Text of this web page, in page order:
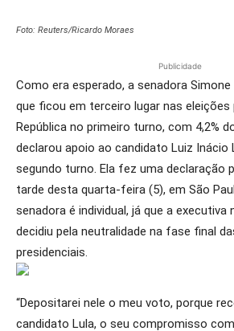
Foto: Reuters/Ricardo Moraes
Publicidade
Como era esperado, a senadora Simone
que ficou em terceiro lugar nas eleições
República no primeiro turno, com 4,2%
declarou apoio ao candidato Luiz Inácio
segundo turno. Ela fez uma declaração
tarde desta quarta-feira (5), em São
senadora é individual, já que a executiva
decidiu pela neutralidade na fase final
presidenciais.
“Depositarei nele o meu voto, porque
candidato Lula, o seu compromisso